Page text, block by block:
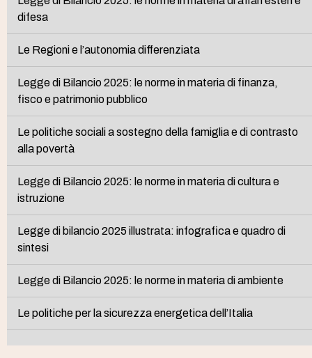
difesa
Le Regioni e l’autonomia differenziata
Legge di Bilancio 2025: le norme in materia di finanza,
fisco e patrimonio pubblico
Le politiche sociali a sostegno della famiglia e di contrasto
alla povertà
Legge di Bilancio 2025: le norme in materia di cultura e
istruzione
Legge di bilancio 2025 illustrata: infografica e quadro di
sintesi
Legge di Bilancio 2025: le norme in materia di ambiente
Le politiche per la sicurezza energetica dell’Italia